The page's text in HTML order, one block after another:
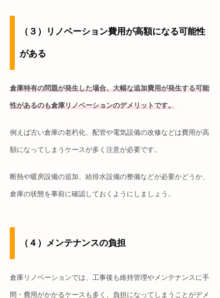
（３）リノベーション費用が高額になる可能性
がある
倉庫特有の問題が発生した場合、大幅な追加費用が発生する可能
性があるのも倉庫リノベーションのデメリットです。
例えば古い倉庫の老朽化、配管や電気設備の改修などは費用が高
額になってしまうケースが多く注意が必要です。
断熱や暖房設備の追加、給排水設備の整備などが必要かどうか、
倉庫の状態を事前に確認しておくようにしましょう。
（４）メンテナンスの負担
倉庫リノベーションでは、工事後も維持管理やメンテナンスに手
間・費用がかかるケースも多く、負担になってしまうことがデメ